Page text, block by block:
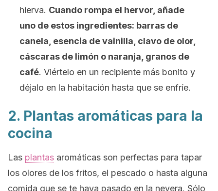
hierva. Cuando rompa el hervor, añade
uno de estos ingredientes: barras de
canela, esencia de vainilla, clavo de olor,
cáscaras de limón o naranja, granos de
café. Viértelo en un recipiente más bonito y
déjalo en la habitación hasta que se enfríe.
2. Plantas aromáticas para la
cocina
Las plantas aromáticas son perfectas para tapar
los olores de los fritos, el pescado o hasta alguna
comida que se te haya pasado en la nevera. Sólo